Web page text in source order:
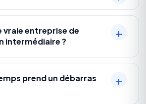
vraie entreprise de
intermédiaire ?
prend un débarras